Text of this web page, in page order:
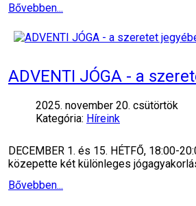
Bővebben...
ADVENTI JÓGA - a
2025. november 20. csütörtök
Kategória: Híreink
DECEMBER 1. és 15. HÉTFŐ,
közepette két különleges
Bővebben...